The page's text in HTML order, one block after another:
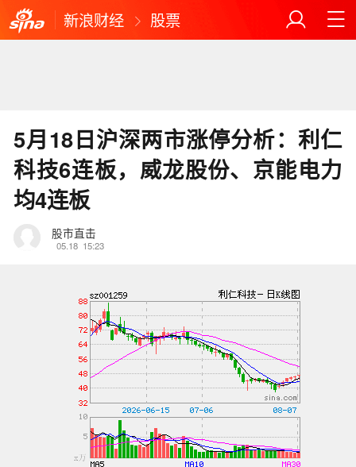
新浪财经 股票
5月18日沪深两市涨停分析：利仁
科技6连板，威龙股份、京能电力
均4连板
股市直击
05.18 15:23